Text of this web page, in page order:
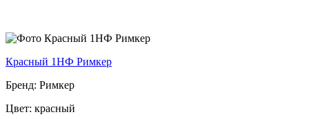
Красный 1НФ Римкер
Бренд: Римкер
Цвет: красный